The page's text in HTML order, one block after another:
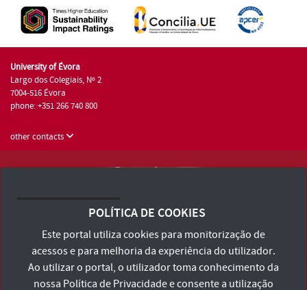
University of Évora
Largo dos Colegiais, Nº 2
7004-516 Évora
phone: +351 266 740 800
other contacts
Terms and Conditions and Privacy Policy
Accessibility Statement
POLÍTICA DE COOKIES
Este portal utiliza cookies para monitorização de
acessos e para melhoria da experiência do utilizador.
Ao utilizar o portal, o utilizador toma conhecimento da
nossa Política de Privacidadee consente a utilização